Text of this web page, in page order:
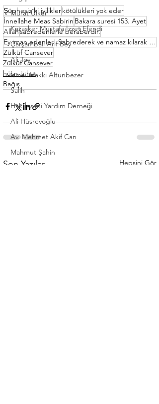
Murat Ülker
Kazasker Mustafa İzzet Efendi
Çarşambalı Arif Bey
Ali Toy
İsmail Hakkı Altunbezer
Salih
Hak İnsani Yardım Derneği
Ali Hüsrevoğlu
Av. Mehmet Akif Can
Mahmut Şahin
Ma’kılî
Şüphesiz ki iyilikler kötülükleri yok eder
İnnellahe Meas Sabirin Bakara suresi 153. Ayet
Allahsabredenlerle beraberdir.
Ey iman edenler! Sabrederek ve namaz kılarak Allah’tan yardım isteyin! Çünkü Allah
Zülküf Cansever
Zülküf Cansever
hüsn-ü hat
Bağış
Son Yazılar Hepsini Gör